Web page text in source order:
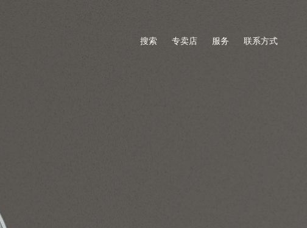
搜索 专卖店 服务 联系方式